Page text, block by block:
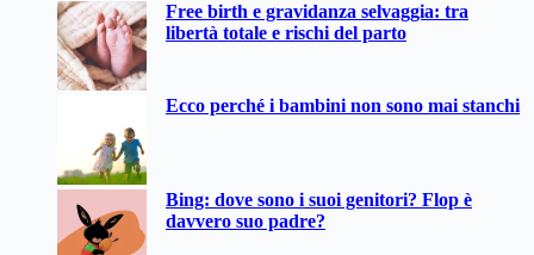
Free birth e gravidanza selvaggia: tra
libertà totale e rischi del parto
Ecco perché i bambini non sono mai stanchi
Bing: dove sono i suoi genitori? Flop è
davvero suo padre?